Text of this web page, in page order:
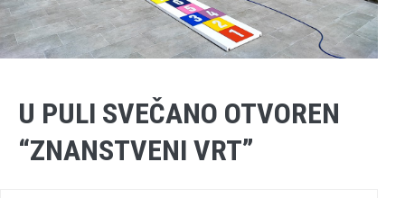
U PULI SVEČANO OTVOREN
“ZNANSTVENI VRT”